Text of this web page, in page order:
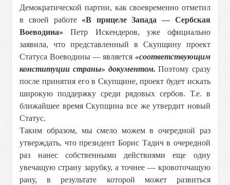
Демократической партии, как своевременно отметил
в своей работе «В прицеле Запада — Сербская
Воеводина» Петр Искендеров, уже официально
заявила, что представленный в Скупщину проект
Статуса Воеводины — является «соответствующим
конституции страны» документом. Поэтому сразу
после принятия его в Скупщине, проект будет искать
широкую поддержку среди рядовых сербов. Т.е. в
ближайшее время Скупщина все же утвердит новый
Статус.
Таким образом, мы смело можем в очередной раз
утверждать, что президент Борис Тадич в очередной
раз нанес собственными действиями еще одну
увечащую страну зарубку, а точнее — кровоточащую
рану, в результате которой может развиться